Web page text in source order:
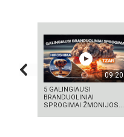
09:20
5 GALINGIAUSI
BRANDUOLINIAI
SPROGIMAI ŽMONIJOS...